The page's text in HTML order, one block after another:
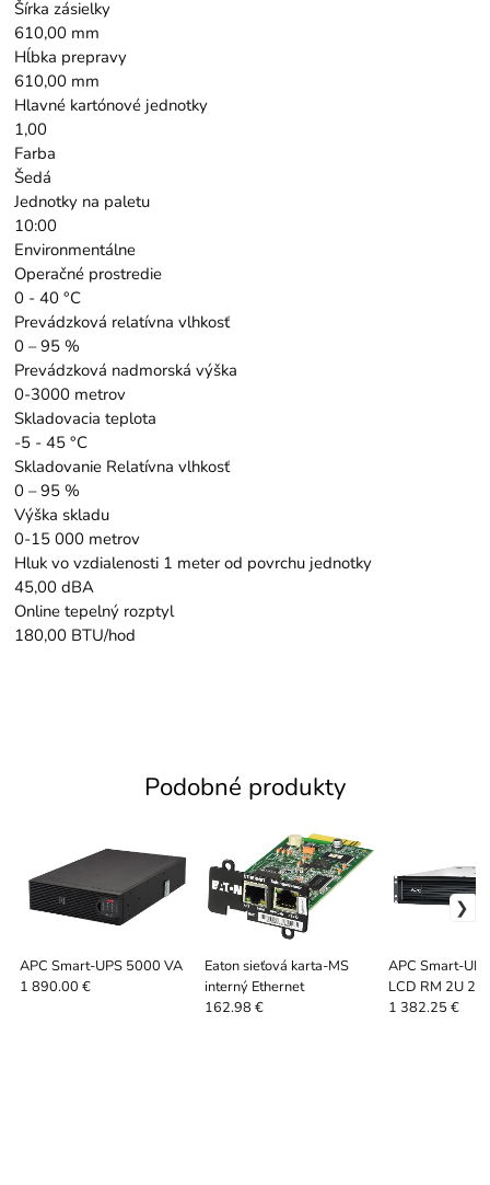
Šírka zásielky
610,00 mm
Hĺbka prepravy
610,00 mm
Hlavné kartónové jednotky
1,00
Farba
Šedá
Jednotky na paletu
10:00
Environmentálne
Operačné prostredie
0 - 40 °C
Prevádzková relatívna vlhkosť
0 – 95 %
Prevádzková nadmorská výška
0-3000 metrov
Skladovacia teplota
-5 - 45 °C
Skladovanie Relatívna vlhkosť
0 – 95 %
Výška skladu
0-15 000 metrov
Hluk vo vzdialenosti 1 meter od povrchu jednotky
45,00 dBA
Online tepelný rozptyl
180,00 BTU/hod
Podobné produkty
APC Smart-UPS 5000 VA
1 890.00 €
Eaton sieťová karta-MS
interný Ethernet
162.98 €
APC Smart-
LCD RM 2U
1 382.25 €